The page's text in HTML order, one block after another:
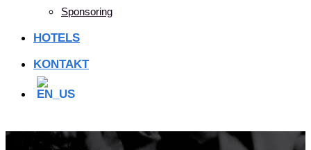
Sponsoring
HOTELS
KONTAKT